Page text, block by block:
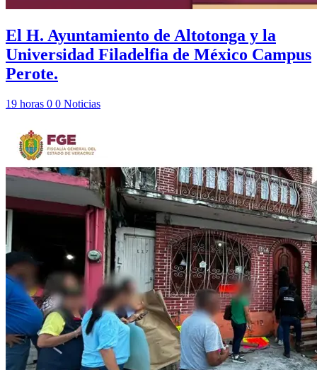
El H. Ayuntamiento de Altotonga y la
Universidad Filadelfia de México Campus
Perote.
19 horas 0 0 Noticias